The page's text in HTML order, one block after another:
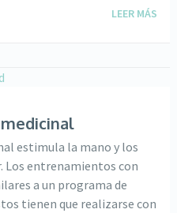
LEER MÁS
estimula la mano y los
Los entrenamientos con
a un programa de
tienen que realizarse con